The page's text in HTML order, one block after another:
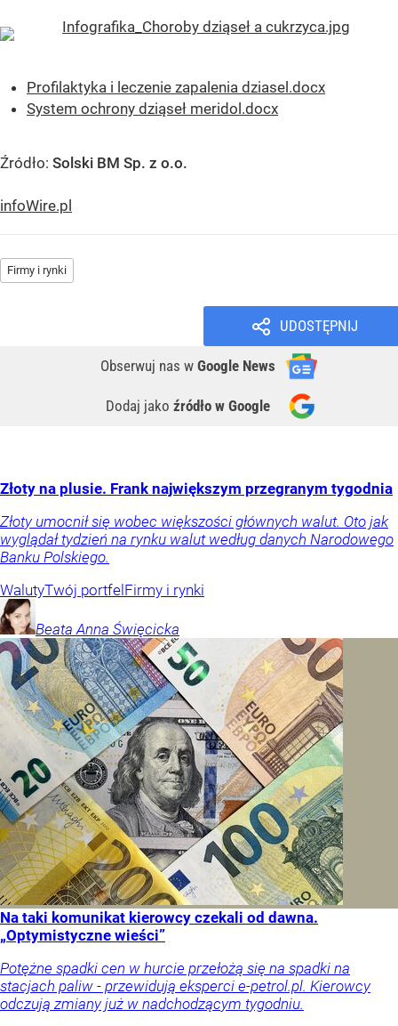
Profilaktyka i leczenie zapalenia dziasel.docx
System ochrony dziąseł meridol.docx
Źródło: Solski BM Sp. z o.o.
infoWire.pl
Firmy i rynki
UDOSTĘPNIJ
Obserwuj nas w Google News
Dodaj jako źródło w Google
Złoty na plusie. Frank największym przegranym tygodnia
Złoty umocnił się wobec większości głównych walut. Oto jak
wyglądał tydzień na rynku walut według danych Narodowego
Banku Polskiego.
WalutyTwój portfelFirmy i rynki
Beata Anna Święcicka
Na taki komunikat kierowcy czekali od dawna.
„Optymistyczne wieści”
Potężne spadki cen w hurcie przełożą się na spadki na
stacjach paliw - przewidują eksperci e-petrol.pl. Kierowcy
odczują zmiany już w nadchodzącym tygodniu.